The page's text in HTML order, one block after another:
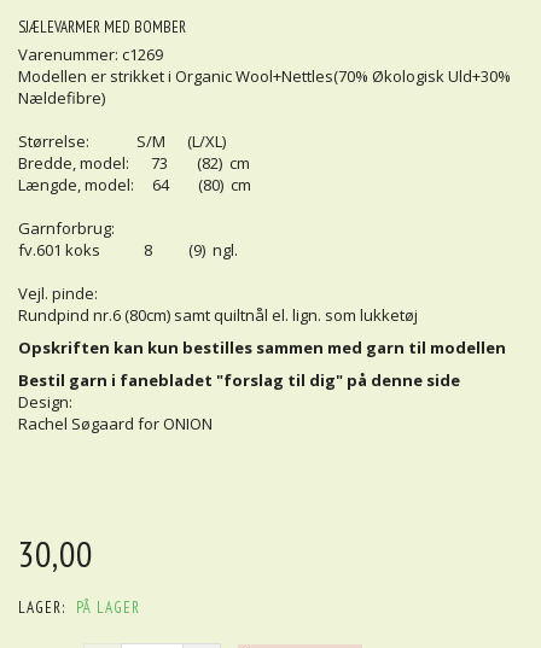
SJÆLEVARMER MED BOMBER
Varenummer: c1269
Modellen er strikket i Organic Wool+Nettles(70% Økologisk Uld+30%
Nældefibre)
Størrelse: S/M (L/XL)
Bredde, model: 73 (82) cm
Længde, model: 64 (80) cm
Garnforbrug:
fv.601 koks 8 (9) ngl.
Vejl. pinde:
Rundpind nr.6 (80cm) samt quiltnål el. lign. som lukketøj
Opskriften kan kun bestilles sammen med garn til modellen
Bestil garn i fanebladet "forslag til dig" på denne side
Design:
Rachel Søgaard for ONION
30,00
LAGER: PÅ LAGER